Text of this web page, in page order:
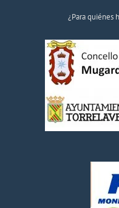
¿Para quiénes